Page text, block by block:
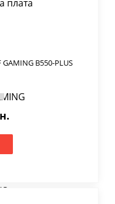
B550-PLUS